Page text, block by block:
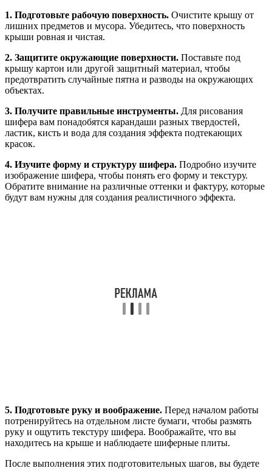
1. Подготовьте рабочую поверхность. Очистите крышу от
лишних предметов и мусора. Убедитесь, что поверхность
крыши ровная и чистая.
2. Защитите окружающие поверхности. Поставьте под
крышу картон или другой защитный материал, чтобы
предотвратить случайные пятна и разводы на окружающих
объектах.
3. Получите правильные инструменты. Для рисования
шифера вам понадобятся карандаши разных твердостей,
ластик, кисть и вода для создания эффекта подтекающих
красок.
4. Изучите форму и структуру шифера. Подробно изучите
изображение шифера, чтобы понять его форму и текстуру.
Обратите внимание на различные оттенки и фактуру, которые
будут вам нужны для создания реалистичного эффекта.
5. Подготовьте руку и воображение. Перед началом работы
потренируйтесь на отдельном листе бумаги, чтобы размять
руку и ощутить текстуру шифера. Воображайте, что вы
находитесь на крыше и наблюдаете шиферные плиты.
После выполнения этих подготовительных шагов, вы будете